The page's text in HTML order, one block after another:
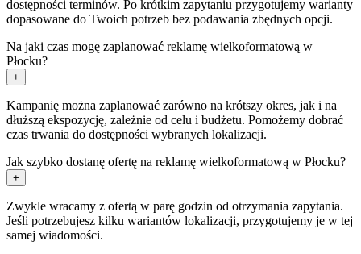
dostępności terminów. Po krótkim zapytaniu przygotujemy warianty
dopasowane do Twoich potrzeb bez podawania zbędnych opcji.
Na jaki czas mogę zaplanować reklamę wielkoformatową w
Płocku?
+
Kampanię można zaplanować zarówno na krótszy okres, jak i na
dłuższą ekspozycję, zależnie od celu i budżetu. Pomożemy dobrać
czas trwania do dostępności wybranych lokalizacji.
Jak szybko dostanę ofertę na reklamę wielkoformatową w Płocku?
+
Zwykle wracamy z ofertą w parę godzin od otrzymania zapytania.
Jeśli potrzebujesz kilku wariantów lokalizacji, przygotujemy je w tej
samej wiadomości.